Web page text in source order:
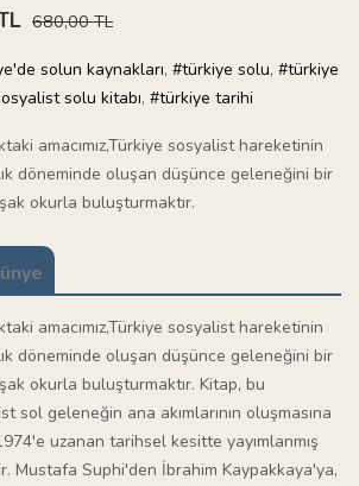
680,00 TL
solun kaynakları, #türkiye solu, #türkiye
solu kitabı, #türkiye tarihi
amacımız,Türkiye sosyalist hareketinin
döneminde oluşan düşünce geleneğini bir
okurla buluşturmaktır.
amacımız,Türkiye sosyalist hareketinin
döneminde oluşan düşünce geleneğini bir
okurla buluşturmaktır. Kitap, bu
sol geleneğin ana akımlarının oluşmasına
uzanan tarihsel kesitte yayımlanmış
Mustafa Suphi'den İbrahim Kaypakkaya'ya,